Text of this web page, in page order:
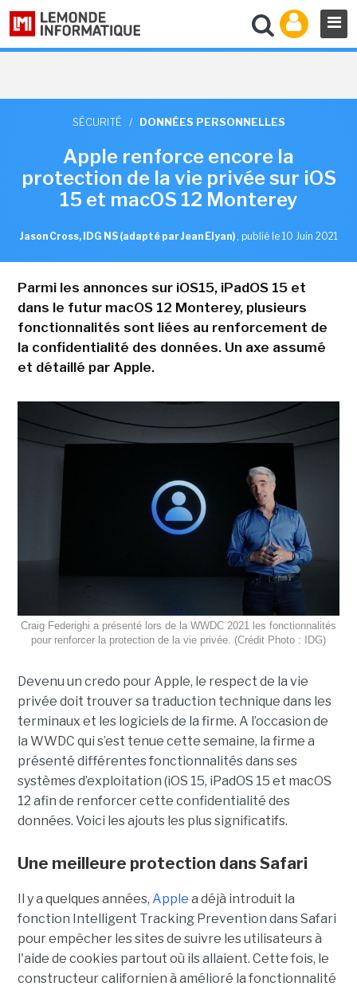
SÉCURITÉ / DONNÉES PERSONNELLES
Apple renforce encore la
protection de la vie privée sur iOS
15 et macOS 12 Monterey
Jason Cross, IDG NS (adapté par Jean Elyan) , publié le 10 Juin 2021
Parmi les annonces sur iOS15, iPadOS 15 et
dans le futur macOS 12 Monterey, plusieurs
fonctionnalités sont liées au renforcement de
la confidentialité des données. Un axe assumé
et détaillé par Apple.
Craig Federighi a présenté lors de la WWDC 2021 les fonctionnalités
pour renforcer la protection de la vie privée. (Crédit Photo : IDG)
Devenu un credo pour Apple, le respect de la vie
privée doit trouver sa traduction technique dans les
terminaux et les logiciels de la firme. A l’occasion de
la WWDC qui s’est tenue cette semaine, la firme a
présenté différentes fonctionnalités dans ses
systèmes d’exploitation (iOS 15, iPadOS 15 et macOS
12 afin de renforcer cette confidentialité des
données. Voici les ajouts les plus significatifs.
Une meilleure protection dans Safari
Il y a quelques années, Apple a déjà introduit la
fonction Intelligent Tracking Prevention dans Safari
pour empêcher les sites de suivre les utilisateurs à
l'aide de cookies partout où ils allaient. Cette fois, le
constructeur californien à amélioré la fonctionnalité